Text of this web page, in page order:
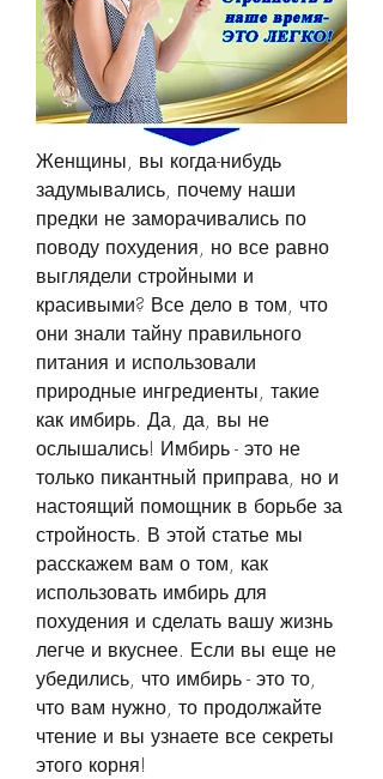
Женщины, вы когда-нибудь
задумывались, почему наши
предки не заморачивались по
поводу похудения, но все равно
выглядели стройными и
красивыми? Все дело в том, что
они знали тайну правильного
питания и использовали
природные ингредиенты, такие
как имбирь. Да, да, вы не
ослышались! Имбирь - это не
только пикантный приправа, но и
настоящий помощник в борьбе за
стройность. В этой статье мы
расскажем вам о том, как
использовать имбирь для
похудения и сделать вашу жизнь
легче и вкуснее. Если вы еще не
убедились, что имбирь - это то,
что вам нужно, то продолжайте
чтение и вы узнаете все секреты
этого корня!